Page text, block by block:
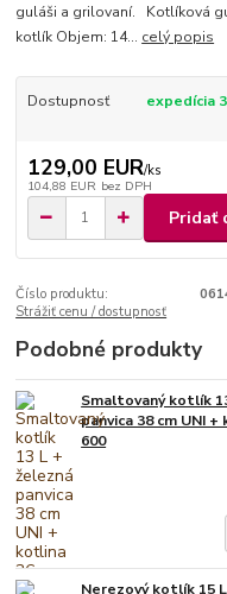
guláši a grilovaní. Kotlíková
kotlík Objem: 14... celý popis
Dostupnosť expedícia
129,00 EUR/ks
104,88 EUR bez DPH
Pridať
Číslo produktu:
Strážiť cenu / dostupnosť
Podobné produkty
Smaltovaný kotlík
panvica 38 cm UNI
600
Nerezový kotlík 15